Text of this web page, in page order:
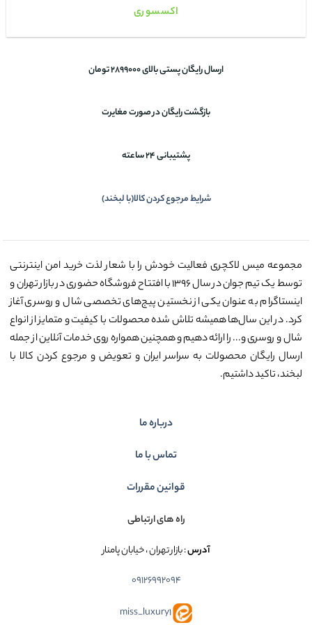
اکسسوری
ارسال رایگان پستی بالای 2899000 تومان
بازگشت رایگان در صورت مغایرت
پشتیبانی 24 ساعته
شرایط مرجوع کردن کالا(با لبخند)
مجموعه میس لاکچری فعالیت خودش را با شعار لذت خرید امن اینترنتی
توسط یک تیم جوان در سال ۱۳۹۶ با افتتاح فروشگاه حضوری در بازار تهران و
اینستاگرام به عنوان یکی از نخستین پیج‌های تخصصی شال و روسری آغاز
کرد. در این سال‌ها همیشه تلاش شده محصولات با کیفیت و متمایز از انواع
شال و روسری و... را ارائه دهیم و همچنین همواره روی خدمات آنلاین از جمله
ارسال رایگان محصولات به سراسر ایران و تعویض و مرجوع کردن کالا با
لبخند، تاکید داشتیم.
درباره ما
تماس با ما
قوانین مقررات
راه های ارتباطی
آدرس: بازار تهران ، خیابان پامنار
09126992094
miss_luxury1